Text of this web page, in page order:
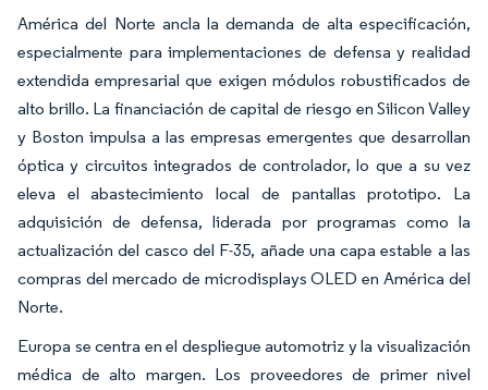
América del Norte ancla la demanda de alta especificación,
especialmente para implementaciones de defensa y realidad
extendida empresarial que exigen módulos robustificados de
alto brillo. La financiación de capital de riesgo en Silicon Valley
y Boston impulsa a las empresas emergentes que desarrollan
óptica y circuitos integrados de controlador, lo que a su vez
eleva el abastecimiento local de pantallas prototipo. La
adquisición de defensa, liderada por programas como la
actualización del casco del F-35, añade una capa estable a las
compras del mercado de microdisplays OLED en América del
Norte.
Europa se centra en el despliegue automotriz y la visualización
médica de alto margen. Los proveedores de primer nivel